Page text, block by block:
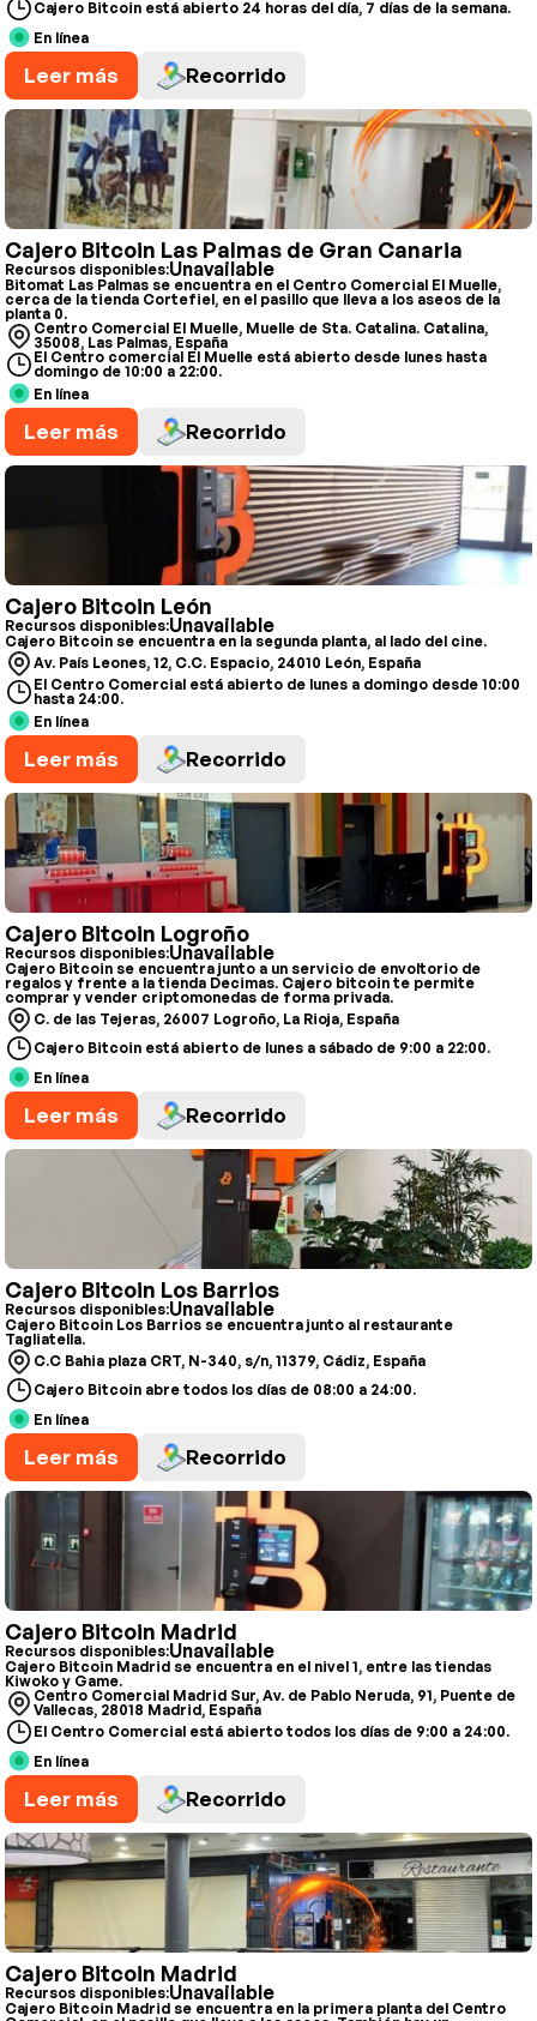
Cajero Bitcoin está abierto 24 horas del día, 7 días de la semana.
En línea
Leer más Recorrido
Cajero Bitcoin Las Palmas de Gran Canaria
Recursos disponibles:Unavailable
Bitomat Las Palmas se encuentra en el Centro Comercial El Muelle,
cerca de la tienda Cortefiel, en el pasillo que lleva a los aseos de la
planta 0.
Centro Comercial El Muelle, Muelle de Sta. Catalina. Catalina,
35008, Las Palmas, España
El Centro comercial El Muelle está abierto desde lunes hasta
domingo de 10:00 a 22:00.
En línea
Leer más Recorrido
Cajero Bitcoin León
Recursos disponibles:Unavailable
Cajero Bitcoin se encuentra en la segunda planta, al lado del cine.
Av. País Leones, 12, C.C. Espacio, 24010 León, España
El Centro Comercial está abierto de lunes a domingo desde 10:00
hasta 24:00.
En línea
Leer más Recorrido
Cajero Bitcoin Logroño
Recursos disponibles:Unavailable
Cajero Bitcoin se encuentra junto a un servicio de envoltorio de
regalos y frente a la tienda Decimas. Cajero bitcoin te permite
comprar y vender criptomonedas de forma privada.
C. de las Tejeras, 26007 Logroño, La Rioja, España
Cajero Bitcoin está abierto de lunes a sábado de 9:00 a 22:00.
En línea
Leer más Recorrido
Cajero Bitcoin Los Barrios
Recursos disponibles:Unavailable
Cajero Bitcoin Los Barrios se encuentra junto al restaurante
Tagliatella.
C.C Bahia plaza CRT, N-340, s/n, 11379, Cádiz, España
Cajero Bitcoin abre todos los días de 08:00 a 24:00.
En línea
Leer más Recorrido
Cajero Bitcoin Madrid
Recursos disponibles:Unavailable
Cajero Bitcoin Madrid se encuentra en el nivel 1, entre las tiendas
Kiwoko y Game.
Centro Comercial Madrid Sur, Av. de Pablo Neruda, 91, Puente de
Vallecas, 28018 Madrid, España
El Centro Comercial está abierto todos los días de 9:00 a 24:00.
En línea
Leer más Recorrido
Cajero Bitcoin Madrid
Recursos disponibles:Unavailable
Cajero Bitcoin Madrid se encuentra en la primera planta del Centro